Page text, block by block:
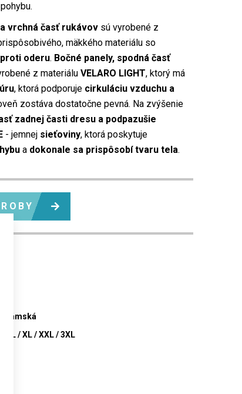
vrchná časť rukávov sú vyrobené z
mäkkého materiálu so
oderu. Bočné panely, spodná časť
z materiálu VELARO LIGHT, ktorý má
, ktorá podporuje cirkuláciu vzduchu a
zostáva dostatočne pevná. Na zvýšenie
zadnej časti dresu a podpazušie
- jemnej sieťoviny, ktorá poskytuje
a dokonale sa prispôsobí tvaru tela.
Dámská
/ L / XL / XXL / 3XL